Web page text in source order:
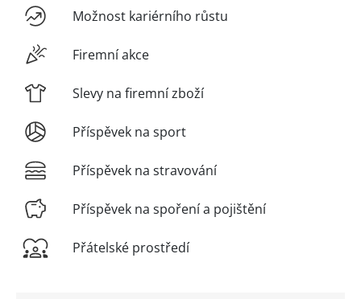
Možnost kariérního růstu
Firemní akce
Slevy na firemní zboží
Příspěvek na sport
Příspěvek na stravování
Příspěvek na spoření a pojištění
Přátelské prostředí